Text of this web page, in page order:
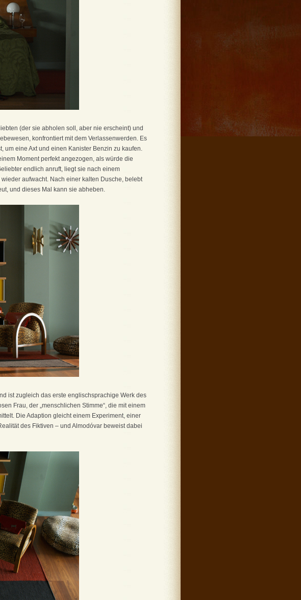
(der sie abholen soll, aber nie erscheint) und
konfrontiert mit dem Verlassenwerden. Es
um eine Axt und einen Kanister Benzin zu kaufen.
Moment perfekt angezogen, als würde die
endlich anruft, liegt sie nach einem
aufwacht. Nach einer kalten Dusche, belebt
und dieses Mal kann sie abheben.
ist zugleich das erste englischsprachige Werk des
Frau, der „menschlichen Stimme“, die mit einem
Die Adaption gleicht einem Experiment, einer
des Fiktiven – und Almodóvar beweist dabei